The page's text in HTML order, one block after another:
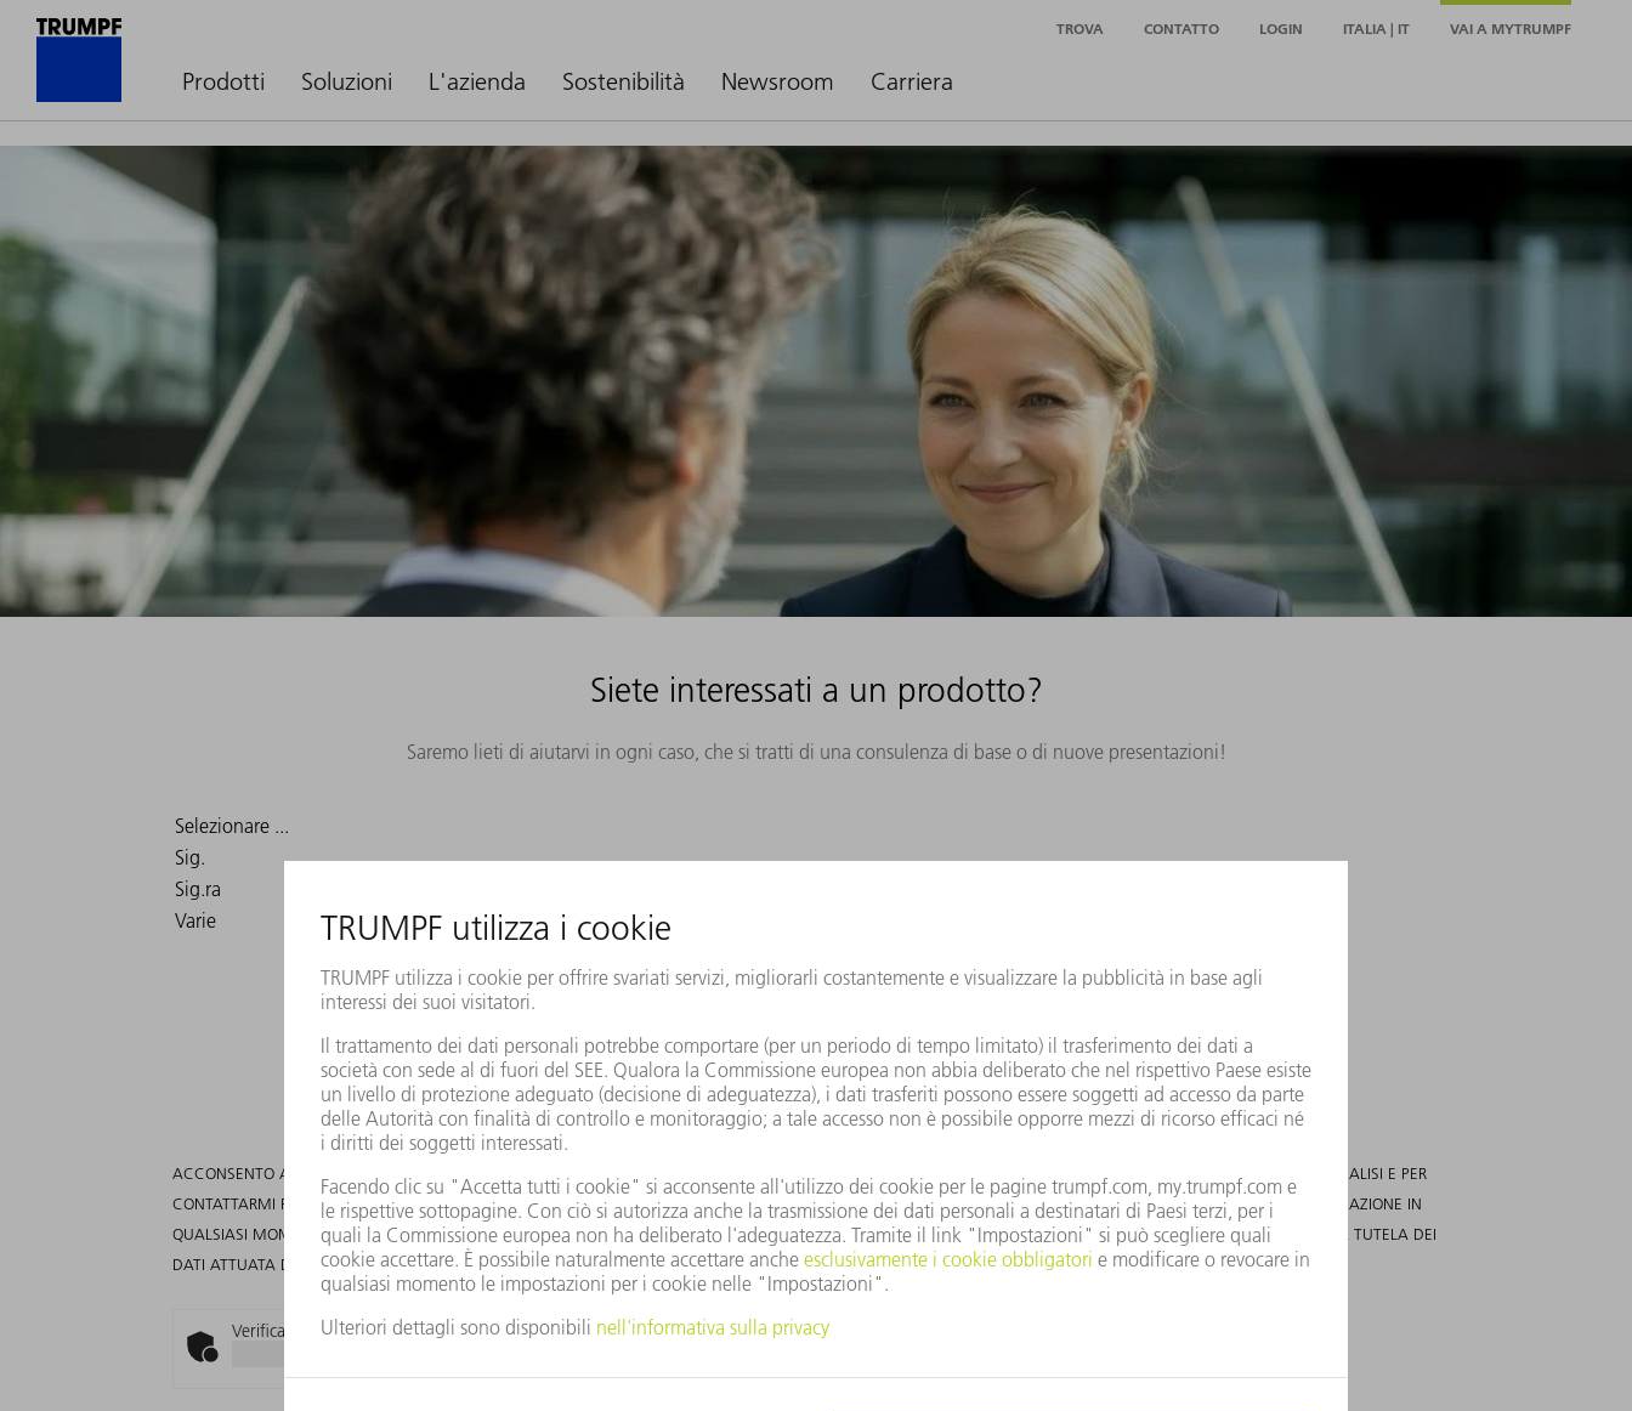
Prodotti Soluzioni L'azienda Sostenibilità Newsroom Carriera
TROVA CONTATTO LOGIN ITALIA | IT VAI A MYTRUMPF
Siete interessati a un prodotto?
Saremo lieti di aiutarvi in ogni caso, che si tratti di una consulenza di base o di nuove presentazioni!
ACCONSENTO AL TRATTAMENTO DEI DATI DA ME FORNITI IN PRECEDENZA DA PARTE DEL GRUPPO TRUMPF PER FINALITÀ DI RICERCA DI MERCATO, PUBBLICITÀ E ANALISI E PER
CONTATTARMI PER TALI FINALITÀ VIA POSTA, E-MAIL E TELEFONO, PER INFORMARMI SU OFFERTE E SERVIZI ATTUALI DI TRUMPF. POTRÒ REVOCARE QUESTA AUTORIZZAZIONE IN
QUALSIASI MOMENTO, ANCHE IN PARTE, SCRIVENDO ALL'INDIRIZZO DIREZIONE.COMMERCIALE.TRUMPF@IT.TRUMPF.COM. ULTERIORI INFORMAZIONI RIGUARDO ALLA TUTELA DEI
DATI ATTUATA DA TRUMPF SONO DISPONIBILI NELL'INFORMATIVA SULLARISERVATEZZA DEI DATI PERSONALI .
Verifica Anti-Robot
FriendlyCaptcha ⇗